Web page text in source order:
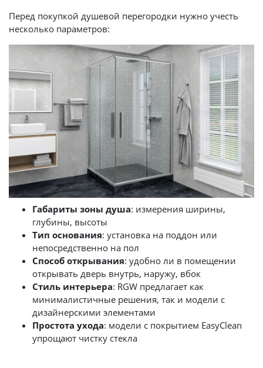
Перед покупкой душевой перегородки нужно учесть
несколько параметров:
Габариты зоны душа: измерения ширины,
глубины, высоты
Тип основания: установка на поддон или
непосредственно на пол
Способ открывания: удобно ли в помещении
открывать дверь внутрь, наружу, вбок
Стиль интерьера: RGW предлагает как
минималистичные решения, так и модели с
дизайнерскими элементами
Простота ухода: модели с покрытием EasyClean
упрощают чистку стекла